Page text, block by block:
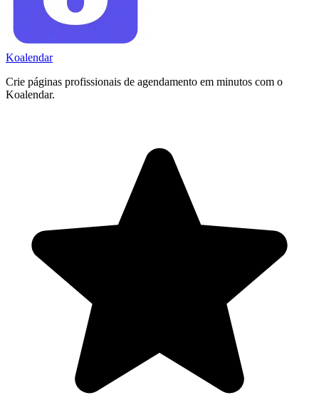
Koalendar
Crie páginas profissionais de agendamento em minutos com o
Koalendar.